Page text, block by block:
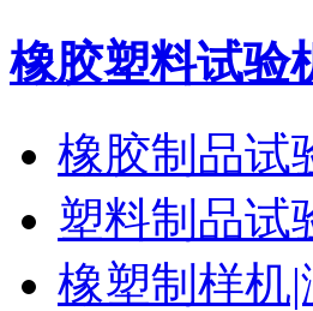
橡胶塑料试验
橡胶制品试
塑料制品试
橡塑制样机